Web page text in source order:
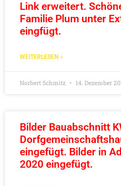
Link erweitert.
Familie Plum unter
eingfügt.
WEITERLESEN »
Norbert Schmitz 14. Dezember
Bilder Bauabschnitt
eingefügt. Bilder in
2020 eingefügt.